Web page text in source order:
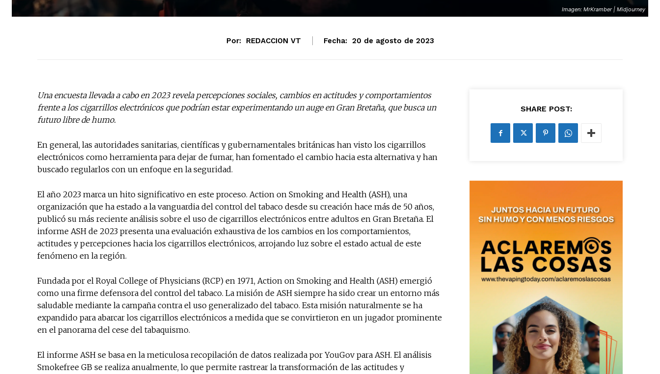
No te pierdas de las últimas
noticias
Suscríbete a nuestro boletín diario y recibe todas las
noticias del vapeo y la reducción de daños en tu correo
Subscribe to our daily clipping and receive all the news
of vaping and tobacco harm reduction in your email.
SUBSCRIBIRSE
Imagen: MrKramber | Midjourney
Por: REDACCION VT Fecha: 20 de agosto de 2023
Una encuesta llevada a cabo en 2023 revela percepciones sociales, cambios en actitudes y comportamientos
frente a los cigarrillos electrónicos que podrían estar experimentando un auge en Gran Bretaña, que busca un
futuro libre de humo.
En general, las autoridades sanitarias, científicas y gubernamentales británicas han visto los cigarrillos
electrónicos como herramienta para dejar de fumar, han fomentado el cambio hacia esta alternativa y han
buscado regularlos con un enfoque en la seguridad.
El año 2023 marca un hito significativo en este proceso. Action on Smoking and Health (ASH), una
organización que ha estado a la vanguardia del control del tabaco desde su creación hace más de 50 años,
publicó su más reciente análisis sobre el uso de cigarrillos electrónicos entre adultos en Gran Bretaña. El
informe ASH de 2023 presenta una evaluación exhaustiva de los cambios en los comportamientos,
actitudes y percepciones hacia los cigarrillos electrónicos, arrojando luz sobre el estado actual de este
fenómeno en la región.
Fundada por el Royal College of Physicians (RCP) en 1971, Action on Smoking and Health (ASH) emergió
como una firme defensora del control del tabaco. La misión de ASH siempre ha sido crear un entorno más
saludable mediante la campaña contra el uso generalizado del tabaco. Esta misión naturalmente se ha
expandido para abarcar los cigarrillos electrónicos a medida que se convirtieron en un jugador prominente
en el panorama del cese del tabaquismo.
El informe ASH se basa en la meticulosa recopilación de datos realizada por YouGov para ASH. El análisis
Smokefree GB se realiza anualmente, lo que permite rastrear la transformación de las actitudes y
SHARE POST: